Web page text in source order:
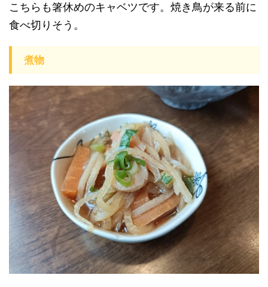
こちらも箸休めのキャベツです。焼き鳥が来る前に
食べ切りそう。
煮物